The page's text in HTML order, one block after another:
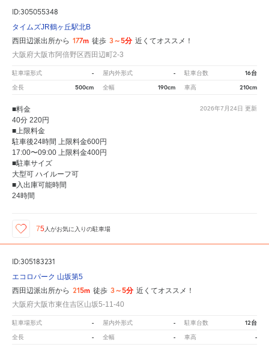
ID:305055348
タイムズJR鶴ヶ丘駅北B
西田辺派出所から 177m 徒歩 3～5分 近くてオススメ！
大阪府大阪市阿倍野区西田辺町2-3
駐車場形式 - 屋内外形式 - 駐車台数 16台
全長 500cm 全幅 190cm 車高 210cm
2026年7月24日 更新
■料金
40分 220円
■上限料金
駐車後24時間 上限料金600円
17:00〜09:00 上限料金400円
■駐車サイズ
大型可 ハイルーフ可
■入出庫可能時間
24時間
75 人がお気に入りの駐車場
ID:305183231
エコロパーク 山坂第5
西田辺派出所から 215m 徒歩 3～5分 近くてオススメ！
大阪府大阪市東住吉区山坂5-11-40
駐車場形式 - 屋内外形式 - 駐車台数 12台
全長 - 全幅 - 車高 -